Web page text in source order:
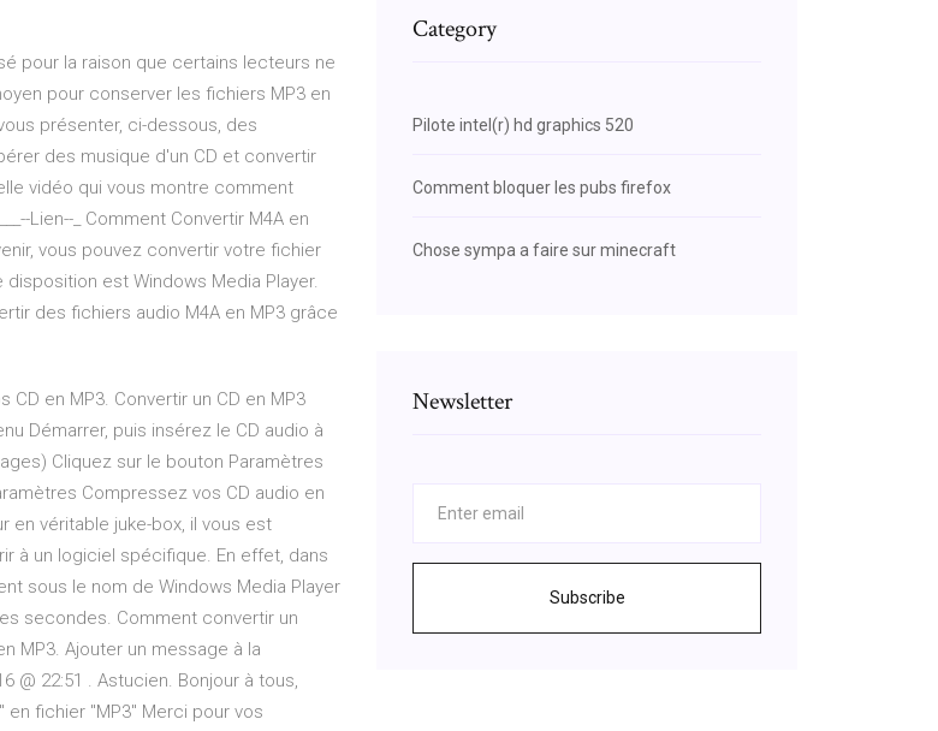
pour la raison que certains lecteurs ne
pour conserver les fichiers MP3 en
présenter, ci-dessous, des
des musique d'un CD et convertir
vidéo qui vous montre comment
Lien--_ Comment Convertir M4A en
vous pouvez convertir votre fichier
est Windows Media Player.
des fichiers audio M4A en MP3 grâce
en MP3. Convertir un CD en MP3
Démarrer, puis insérez le CD audio à
Cliquez sur le bouton Paramètres
Compressez vos CD audio en
en véritable juke-box, il vous est
à un logiciel spécifique. En effet, dans
sous le nom de Windows Media Player
secondes. Comment convertir un
MP3. Ajouter un message à la
@ 22:51 . Astucien. Bonjour à tous,
fichier "MP3" Merci pour vos
Category
Pilote intel(r) hd graphics 520
Comment bloquer les pubs firefox
Chose sympa a faire sur minecraft
Newsletter
Subscribe